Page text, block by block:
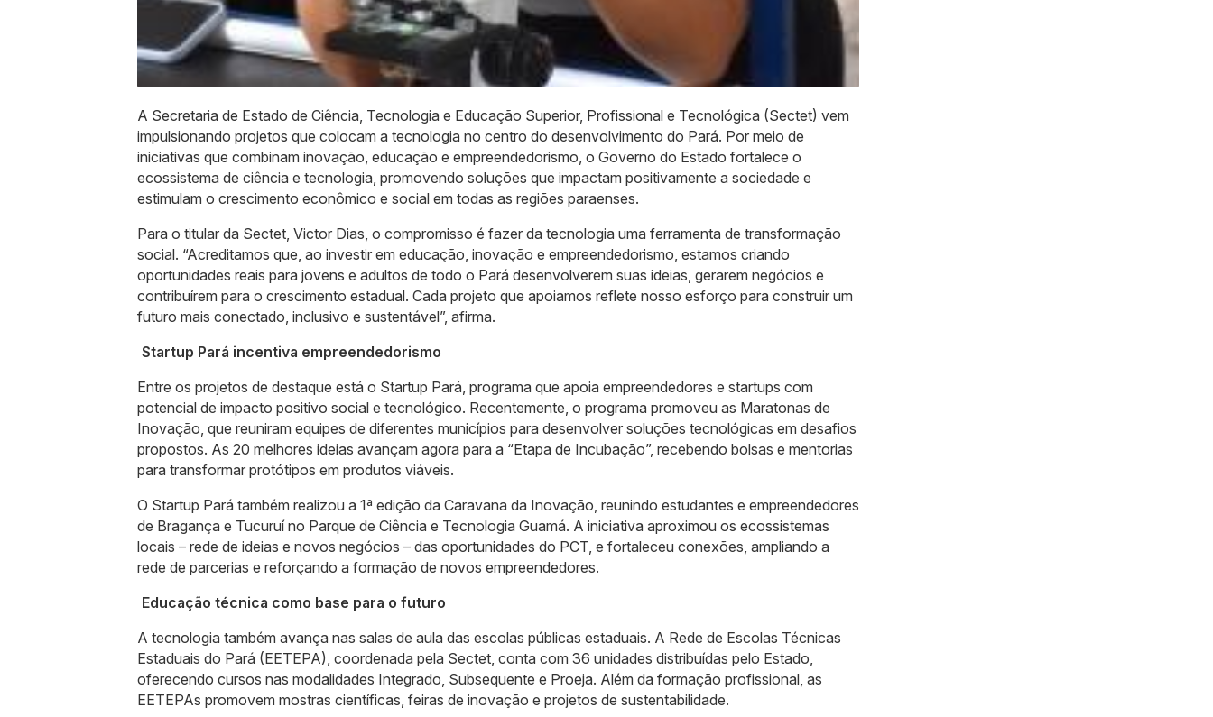
A Secretaria de Estado de Ciência, Tecnologia e Educação Superior, Profissional e Tecnológica (Sectet) vem
impulsionando projetos que colocam a tecnologia no centro do desenvolvimento do Pará. Por meio de
iniciativas que combinam inovação, educação e empreendedorismo, o Governo do Estado fortalece o
ecossistema de ciência e tecnologia, promovendo soluções que impactam positivamente a sociedade e
estimulam o crescimento econômico e social em todas as regiões paraenses.
Para o titular da Sectet, Victor Dias, o compromisso é fazer da tecnologia uma ferramenta de transformação
social. “Acreditamos que, ao investir em educação, inovação e empreendedorismo, estamos criando
oportunidades reais para jovens e adultos de todo o Pará desenvolverem suas ideias, gerarem negócios e
contribuírem para o crescimento estadual. Cada projeto que apoiamos reflete nosso esforço para construir um
futuro mais conectado, inclusivo e sustentável”, afirma.
Startup Pará incentiva empreendedorismo
Entre os projetos de destaque está o Startup Pará, programa que apoia empreendedores e startups com
potencial de impacto positivo social e tecnológico. Recentemente, o programa promoveu as Maratonas de
Inovação, que reuniram equipes de diferentes municípios para desenvolver soluções tecnológicas em desafios
propostos. As 20 melhores ideias avançam agora para a “Etapa de Incubação”, recebendo bolsas e mentorias
para transformar protótipos em produtos viáveis.
O Startup Pará também realizou a 1ª edição da Caravana da Inovação, reunindo estudantes e empreendedores
de Bragança e Tucuruí no Parque de Ciência e Tecnologia Guamá. A iniciativa aproximou os ecossistemas
locais – rede de ideias e novos negócios – das oportunidades do PCT, e fortaleceu conexões, ampliando a
rede de parcerias e reforçando a formação de novos empreendedores.
Educação técnica como base para o futuro
A tecnologia também avança nas salas de aula das escolas públicas estaduais. A Rede de Escolas Técnicas
Estaduais do Pará (EETEPA), coordenada pela Sectet, conta com 36 unidades distribuídas pelo Estado,
oferecendo cursos nas modalidades Integrado, Subsequente e Proeja. Além da formação profissional, as
EETEPAs promovem mostras científicas, feiras de inovação e projetos de sustentabilidade.